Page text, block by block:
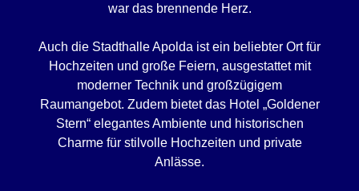
war das brennende Herz.
Auch die Stadthalle Apolda ist ein beliebter Ort für
Hochzeiten und große Feiern, ausgestattet mit
moderner Technik und großzügigem
Raumangebot. Zudem bietet das Hotel „Goldener
Stern“ elegantes Ambiente und historischen
Charme für stilvolle Hochzeiten und private
Anlässe.